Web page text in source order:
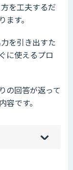
を工夫するだ
す。
を引き出すた
に使えるプロ
の回答が返って
です。
hi
]
sh
]